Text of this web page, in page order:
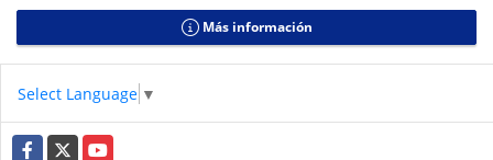
Más información
Select Language ▼
Facebook
X YouTube